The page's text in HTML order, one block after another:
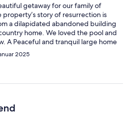
getaway for our family of
story of resurrection is
a dilapidated abandoned building
home. We loved the pool and
A Peaceful and tranquil large home
beds. Tina and David
2025